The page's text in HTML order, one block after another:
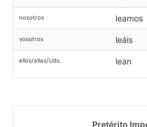
nosotros leamos
vosotros leáis
ellos/ellas/Uds. lean
Pretérito